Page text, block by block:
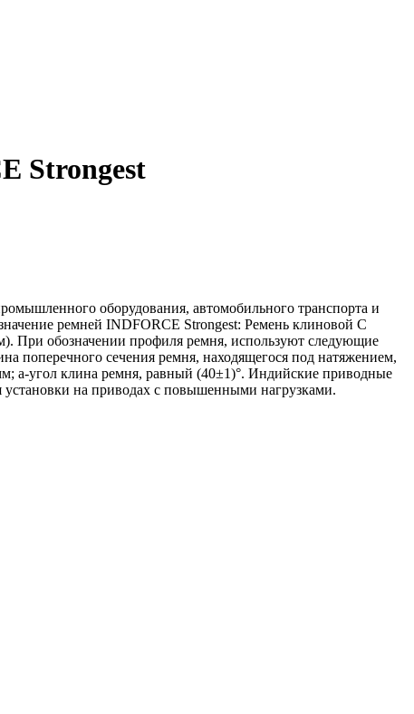
Strongest
оборудования, автомобильного транспорта и
ремней INDFORCE Strongest: Ремень клиновой С
При обозначении профиля ремня, используют следующие
сечения ремня, находящегося под натяжением,
угол клина ремня, равный (40±1)°. Индийские приводные
на приводах с повышенными нагрузками.